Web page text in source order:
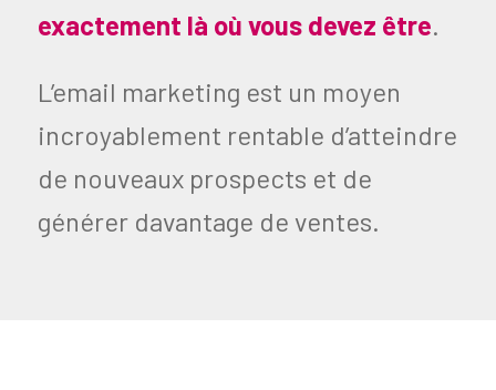
exactement là où vous devez être.
L’email marketing est un moyen
incroyablement rentable d’atteindre
de nouveaux prospects et de
générer davantage de ventes.